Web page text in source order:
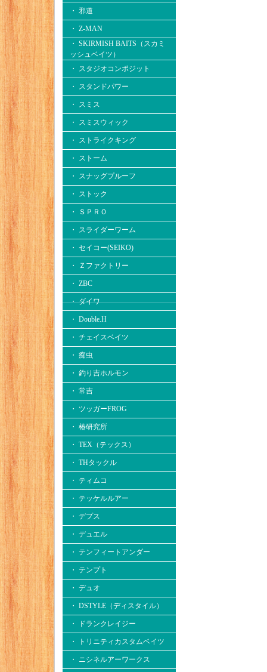
・ 邪道
・ Z-MAN
・ SKIRMISH BAITS（スカミ
ッシュベイツ）
・ スタジオコンポジット
・ スタンドパワー
・ スミス
・ スミスウィック
・ ストライクキング
・ ストーム
・ スナッグプルーフ
・ ストック
・ ＳＰＲＯ
・ スライダーワーム
・ セイコー(SEIKO)
・ Ｚファクトリー
・ ZBC
・ ダイワ
・ Double.H
・ チェイスベイツ
・ 痴虫
・ 釣り吉ホルモン
・ 常吉
・ ツッガーFROG
・ 椿研究所
・ TEX（テックス）
・ THタックル
・ ティムコ
・ テッケルルアー
・ デプス
・ デュエル
・ テンフィートアンダー
・ テンプト
・ デュオ
・ DSTYLE（ディスタイル）
・ ドランクレイジー
・ トリニティカスタムベイツ
・ ニシネルアーワークス